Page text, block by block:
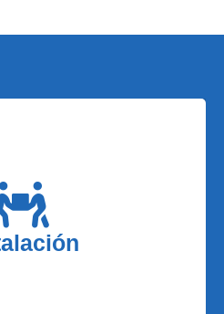
no dude en solicitar
a un precio
a nuestros mejores
el servicio que